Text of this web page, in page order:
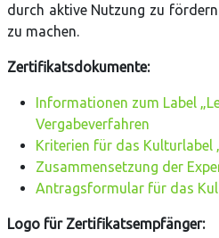
durch aktive Nutzung zu
zu machen.
Zertifikatsdokumente:
Informationen zum Label
Vergabeverfahren
Kriterien für das Kulturlabel
Zusammensetzung der
Antragsformular für das
Logo für Zertifikatsempfänger: